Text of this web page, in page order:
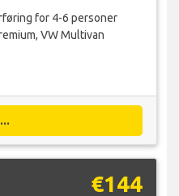
for 4-6 personer
VW Multivan
€144